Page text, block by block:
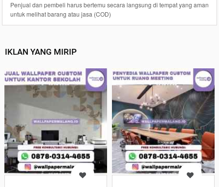
Penjual dan pembeli harus bertemu secara langsung di tempat yang aman
untuk melihat barang atau jasa (COD)
IKLAN YANG MIRIP